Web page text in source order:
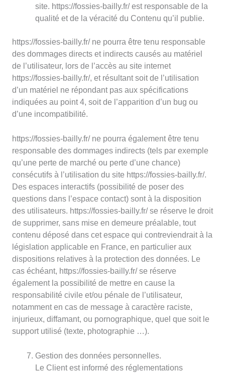
site. https://fossies-bailly.fr/ est responsable de la
qualité et de la véracité du Contenu qu’il publie.
https://fossies-bailly.fr/ ne pourra être tenu responsable
des dommages directs et indirects causés au matériel
de l’utilisateur, lors de l’accès au site internet
https://fossies-bailly.fr/, et résultant soit de l’utilisation
d’un matériel ne répondant pas aux spécifications
indiquées au point 4, soit de l’apparition d’un bug ou
d’une incompatibilité.
https://fossies-bailly.fr/ ne pourra également être tenu
responsable des dommages indirects (tels par exemple
qu’une perte de marché ou perte d’une chance)
consécutifs à l’utilisation du site https://fossies-bailly.fr/.
Des espaces interactifs (possibilité de poser des
questions dans l’espace contact) sont à la disposition
des utilisateurs. https://fossies-bailly.fr/ se réserve le droit
de supprimer, sans mise en demeure préalable, tout
contenu déposé dans cet espace qui contreviendrait à la
législation applicable en France, en particulier aux
dispositions relatives à la protection des données. Le
cas échéant, https://fossies-bailly.fr/ se réserve
également la possibilité de mettre en cause la
responsabilité civile et/ou pénale de l’utilisateur,
notamment en cas de message à caractère raciste,
injurieux, diffamant, ou pornographique, quel que soit le
support utilisé (texte, photographie …).
Gestion des données personnelles.
Le Client est informé des réglementations